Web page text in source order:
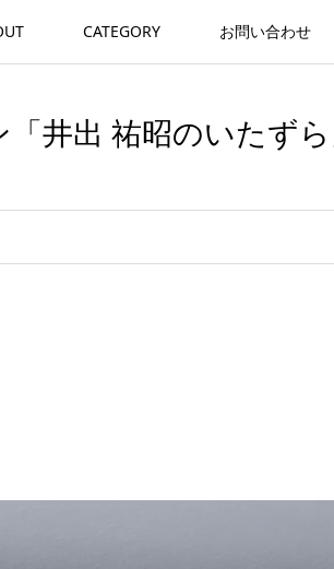
CATEGORY お問い合わせ
「井出 祐昭のいたず